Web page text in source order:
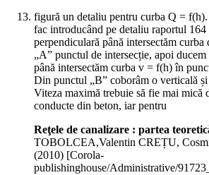
figură un detaliu pentru curba Q =
fac introducând pe detaliu raportul
perpendiculară până intersectăm
„A” punctul de intersecție, apoi ducem
până intersectăm curba v = f(h) în
Din punctul „B” coborâm o verticală
Viteza maximă trebuie să fie mai mică
conducte din beton, iar pentru
Reţele de canalizare : partea
TOBOLCEA,Valentin CREȚU,
(2010) [Corola-
publishinghouse/Administrative/